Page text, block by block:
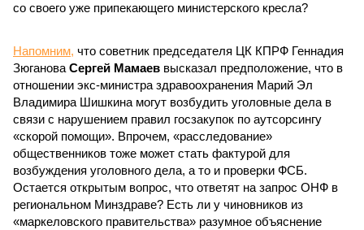
со своего уже припекающего министерского кресла?
Напомним, что советник председателя ЦК КПРФ Геннадия
Зюганова Сергей Мамаев высказал предположение, что в
отношении экс-министра здравоохранения Марий Эл
Владимира Шишкина могут возбудить уголовные дела в
связи с нарушением правил госзакупок по аутсорсингу
«скорой помощи». Впрочем, «расследование»
общественников тоже может стать фактурой для
возбуждения уголовного дела, а то и проверки ФСБ.
Остается открытым вопрос, что ответят на запрос ОНФ в
региональном Минздраве? Есть ли у чиновников из
«маркеловского правительства» разумное объяснение